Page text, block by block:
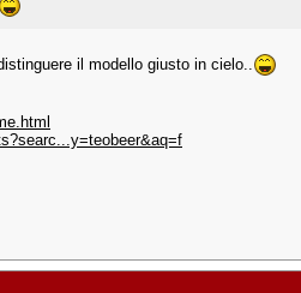
il modello giusto in cielo..